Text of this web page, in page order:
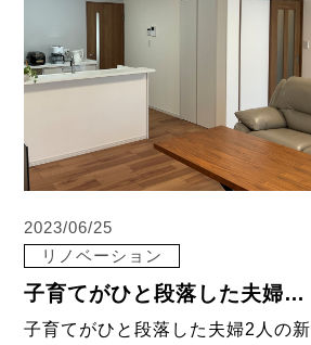
2023/06/25
リノベーション
子育てがひと段落した夫婦2人の新生活リノベーション
子育てがひと段落した夫婦2人の新